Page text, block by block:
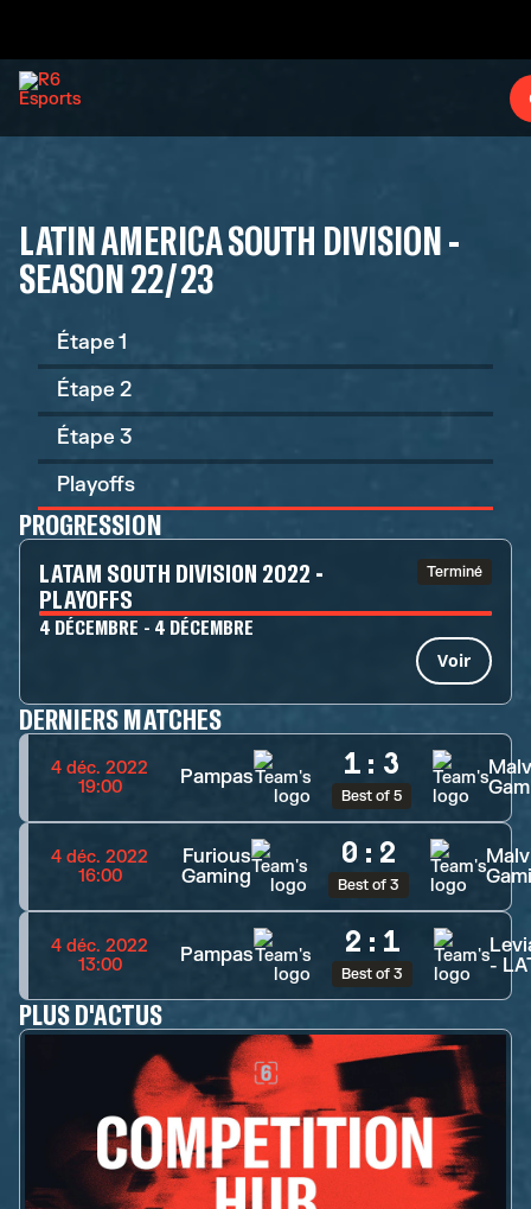
LATIN AMERICA SOUTH DIVISION -
SEASON 22/23
Étape 1
Étape 2
Étape 3
Playoffs
PROGRESSION
LATAM SOUTH DIVISION 2022 -
PLAYOFFS
Terminé
4 DÉCEMBRE - 4 DÉCEMBRE
Voir
DERNIERS MATCHES
4 déc. 2022
19:00
Pampas 1 : 3
Best of 5
4 déc. 2022
16:00
Furious
Gaming
0 : 2
Best of 3
4 déc. 2022
13:00
Pampas 2 : 1
Best of 3
-
PLUS D'ACTUS